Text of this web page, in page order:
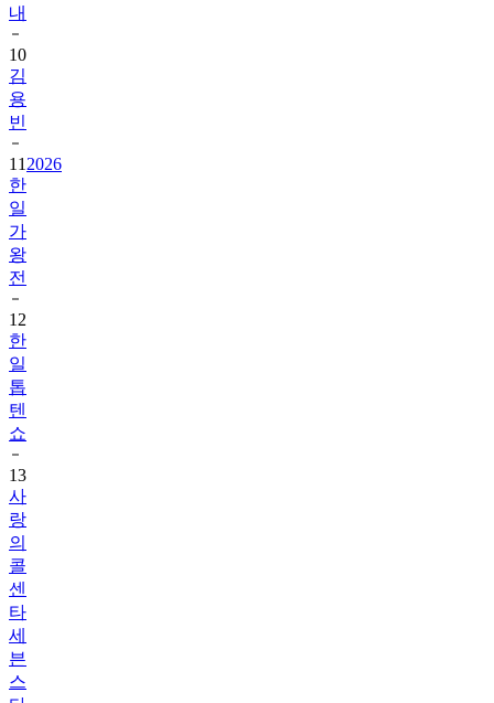
내
10
김
용
빈
11 2026
한
일
가
왕
전
12
한
일
톱
텐
쇼
13
사
랑
의
콜
센
타
세
븐
스